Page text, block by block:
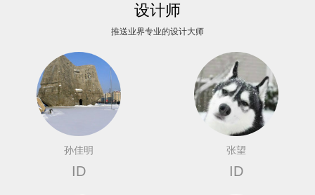
设计师
推送业界专业的设计大师
孙佳明
ID
张望
ID